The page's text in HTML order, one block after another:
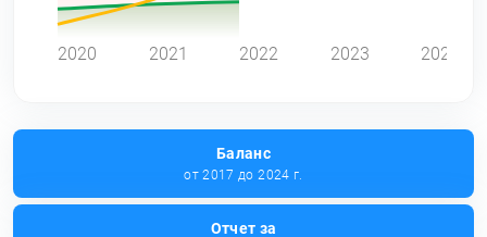
2020 2021 2022 2023 2024
Баланс
от 2017 до 2024 г.
Отчет за